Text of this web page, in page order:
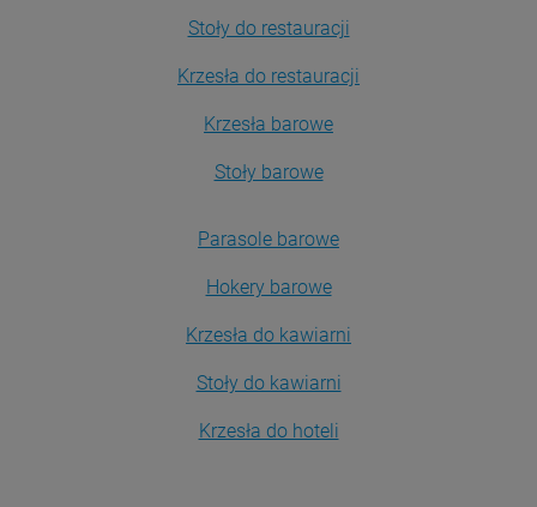
Stoły do restauracji
Krzesła do restauracji
Krzesła barowe
Stoły barowe
Parasole barowe
Hokery barowe
Krzesła do kawiarni
Stoły do kawiarni
Krzesła do hoteli